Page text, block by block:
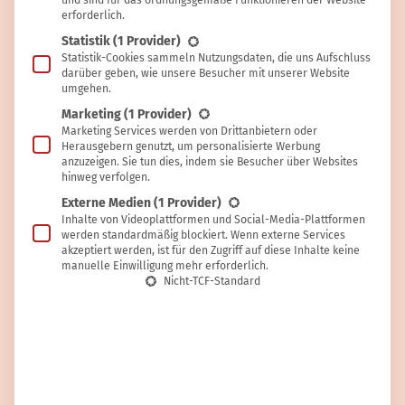
Marco
Viel zu trinken ist wichtig – auf den
richtigen Zeitpunkt kommt es an
erforderlich.
Statistik(1 Provider)
Statistik-Cookies sammeln Nutzungsdaten, die uns Aufschluss
darüber geben, wie unsere Besucher mit unserer Website
umgehen.
Marketing(1 Provider)
Marketing Services werden von Drittanbietern oder
Herausgebern genutzt, um personalisierte Werbung
anzuzeigen. Sie tun dies, indem sie Besucher über Websites
hinweg verfolgen.
Externe Medien(1 Provider)
Inhalte von Videoplattformen und Social-Media-Plattformen
werden standardmäßig blockiert. Wenn externe Services
akzeptiert werden, ist für den Zugriff auf diese Inhalte keine
manuelle Einwilligung mehr erforderlich.
Nicht-TCF-Standard